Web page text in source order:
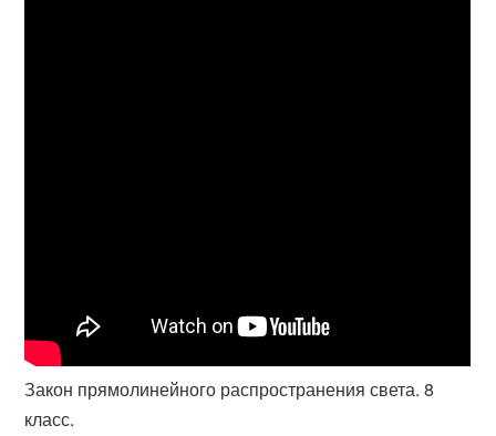
Закон прямолинейного распространения света. 8
класс.